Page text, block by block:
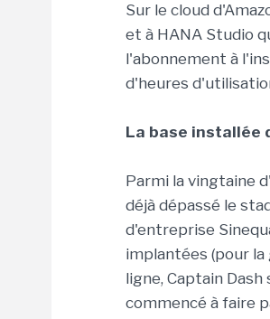
Sur le cloud
et à HANA Studio
l'abonnement à
d'heures
La base installée
Parmi la vingtaine
déjà dépassé le
d'entreprise
implantées (pour
ligne, Captain
commencé à faire